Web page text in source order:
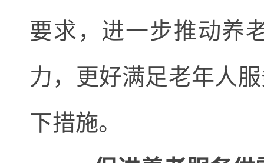
要求，进一步推动养
力，更好满足老年人
下措施。